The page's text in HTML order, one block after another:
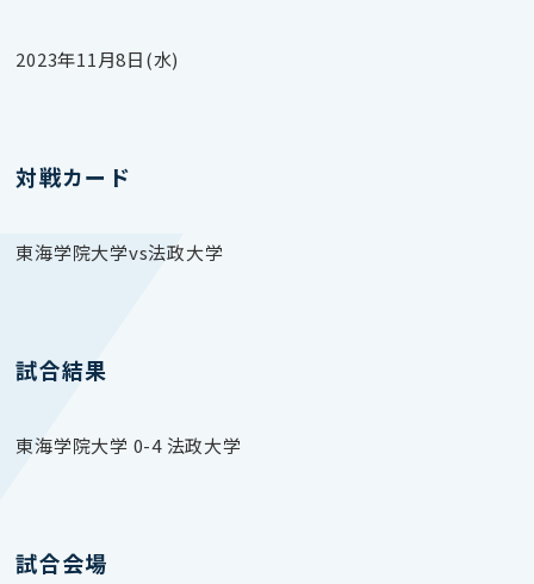
2023年11月8日(水)
対戦カード
東海学院大学vs法政大学
試合結果
東海学院大学 0-4 法政大学
試合会場